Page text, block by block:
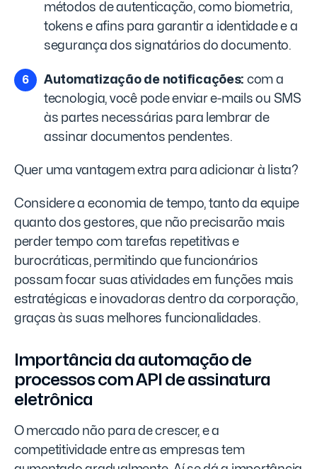
métodos de autenticação, como biometria,
tokens e afins para garantir a identidade e a
segurança dos signatários do documento.
Automatização de notificações: com a
tecnologia, você pode enviar e-mails ou SMS
às partes necessárias para lembrar de
assinar documentos pendentes.
Quer uma vantagem extra para adicionar à lista?
Considere a economia de tempo, tanto da equipe
quanto dos gestores, que não precisarão mais
perder tempo com tarefas repetitivas e
burocráticas, permitindo que funcionários
possam focar suas atividades em funções mais
estratégicas e inovadoras dentro da corporação,
graças às suas melhores funcionalidades.
Importância da automação de
processos com API de assinatura
eletrônica
O mercado não para de crescer, e a
competitividade entre as empresas tem